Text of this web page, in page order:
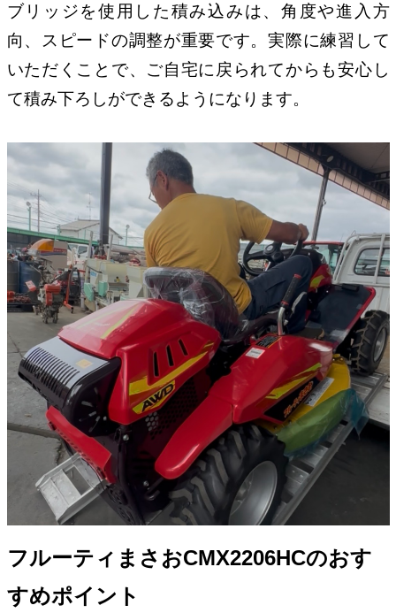
ブリッジを使用した積み込みは、角度や進入方
向、スピードの調整が重要です。実際に練習して
いただくことで、ご自宅に戻られてからも安心し
て積み下ろしができるようになります。
フルーティまさおCMX2206HCのおす
すめポイント